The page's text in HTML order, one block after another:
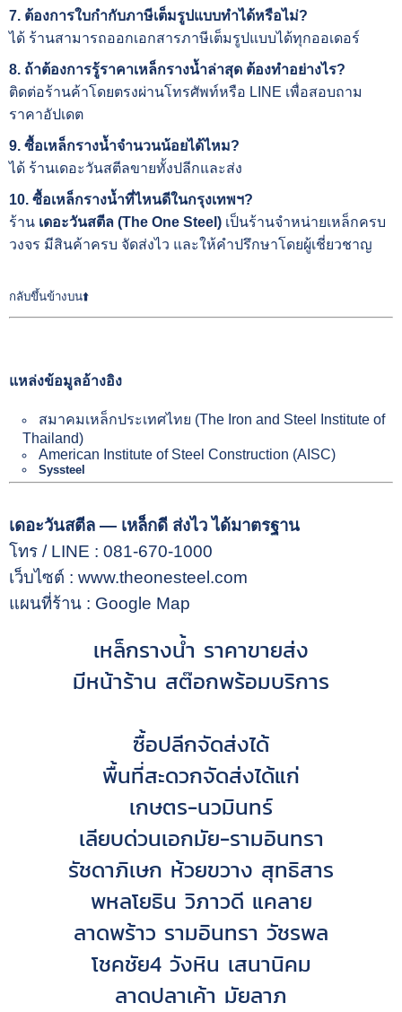
7. ต้องการใบกำกับภาษีเต็มรูปแบบทำได้หรือไม่?
ได้ ร้านสามารถออกเอกสารภาษีเต็มรูปแบบได้ทุกออเดอร์
8. ถ้าต้องการรู้ราคาเหล็กรางน้ำล่าสุด ต้องทำอย่างไร?
ติดต่อร้านค้าโดยตรงผ่านโทรศัพท์หรือ LINE เพื่อสอบถาม
ราคาอัปเดต
9. ซื้อเหล็กรางน้ำจำนวนน้อยได้ไหม?
ได้ ร้านเดอะวันสตีลขายทั้งปลีกและส่ง
10. ซื้อเหล็กรางน้ำที่ไหนดีในกรุงเทพฯ?
ร้าน เดอะวันสตีล (The One Steel) เป็นร้านจำหน่ายเหล็กครบ
วงจร มีสินค้าครบ จัดส่งไว และให้คำปรึกษาโดยผู้เชี่ยวชาญ
กลับขึ้นข้างบน⬆️
แหล่งข้อมูลอ้างอิง
สมาคมเหล็กประเทศไทย (The Iron and Steel Institute of
Thailand)
American Institute of Steel Construction (AISC)
Syssteel
เดอะวันสตีล — เหล็กดี ส่งไว ได้มาตรฐาน
โทร / LINE : 081-670-1000
เว็บไซต์ : www.theonesteel.com
แผนที่ร้าน : Google Map
เหล็กรางน้ำ ราคาขายส่ง
มีหน้าร้าน สต๊อกพร้อมบริการ
ซื้อปลีกจัดส่งได้
พื้นที่สะดวกจัดส่งได้แก่
เกษตร-นวมินทร์
เลียบด่วนเอกมัย-รามอินทรา
รัชดาภิเษก ห้วยขวาง สุทธิสาร
พหลโยธิน วิภาวดี แคลาย
ลาดพร้าว รามอินทรา วัชรพล
โชคชัย4 วังหิน เสนานิคม
ลาดปลาเค้า มัยลาภ